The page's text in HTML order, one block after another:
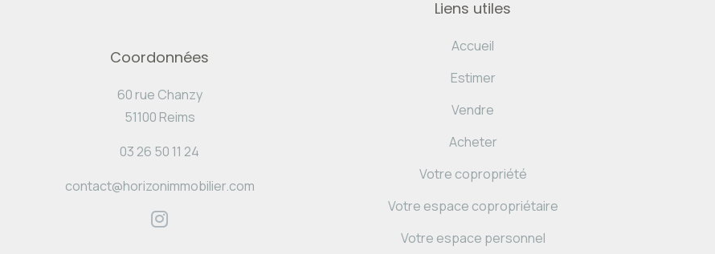
Coordonnées
60 rue Chanzy
51100 Reims
03 26 50 11 24
contact@horizonimmobilier.com
Liens utiles
Accueil
Estimer
Vendre
Acheter
Votre copropriété
Votre espace copropriétaire
Votre espace personnel